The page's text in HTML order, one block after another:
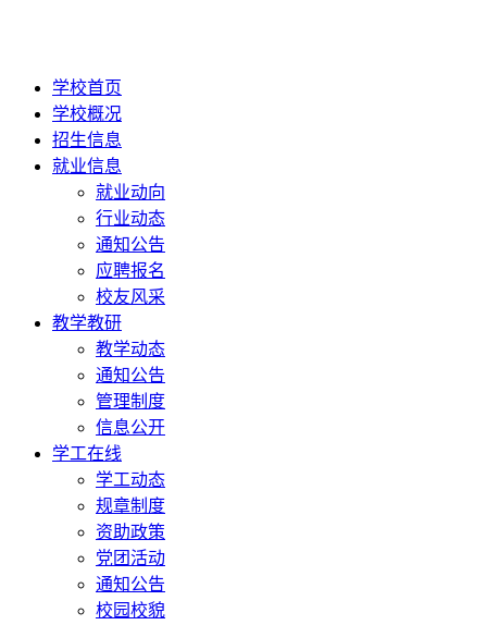
学校首页
学校概况
招生信息
就业信息
就业动向
行业动态
通知公告
应聘报名
校友风采
教学教研
教学动态
通知公告
管理制度
信息公开
学工在线
学工动态
规章制度
资助政策
党团活动
通知公告
校园校貌